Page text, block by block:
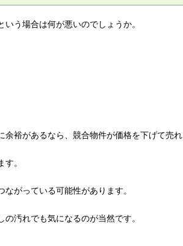
う場合は何が悪いのでしょうか。
裕があるなら、競合物件が価格を下げて売れ
。
がっている可能性があります。
汚れでも気になるのが当然です。